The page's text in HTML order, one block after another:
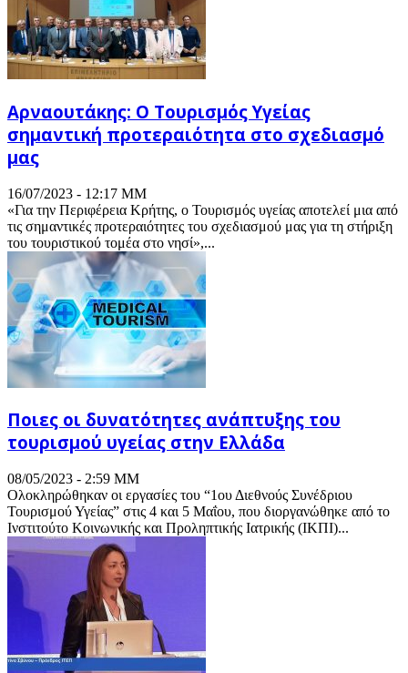
Αρναουτάκης: Ο Τουρισμός Υγείας
σημαντική προτεραιότητα στο σχεδιασμό
μας
16/07/2023 - 12:17 ΜΜ
«Για την Περιφέρεια Κρήτης, o Τουρισμός υγείας αποτελεί μια από
τις σημαντικές προτεραιότητες του σχεδιασμού μας για τη στήριξη
του τουριστικού τομέα στο νησί»,...
Ποιες οι δυνατότητες ανάπτυξης του
τουρισμού υγείας στην Ελλάδα
08/05/2023 - 2:59 ΜΜ
Ολοκληρώθηκαν οι εργασίες του “1ου Διεθνούς Συνέδριου
Τουρισμού Υγείας” στις 4 και 5 Μαΐου, που διοργανώθηκε από το
Ινστιτούτο Κοινωνικής και Προληπτικής Ιατρικής (ΙΚΠΙ)...